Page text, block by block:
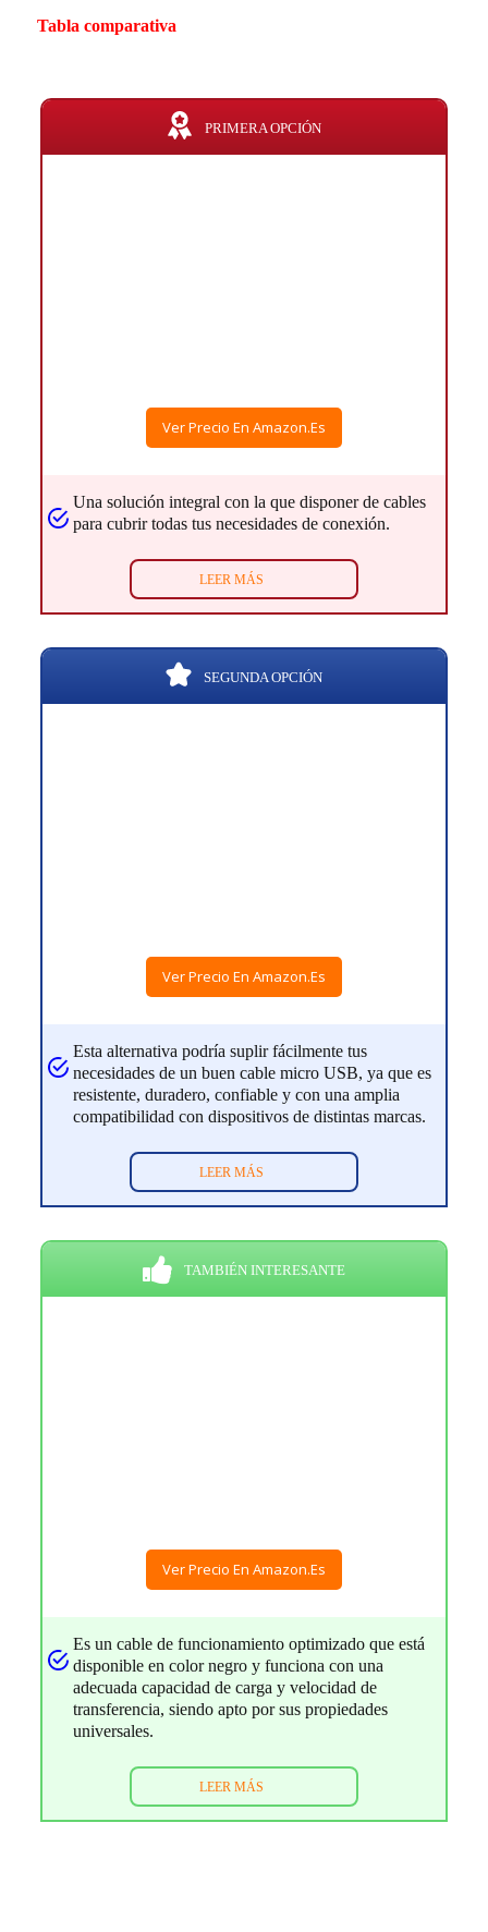
Tabla comparativa
PRIMERA OPCIÓN
Ver Precio En Amazon.es
Una solución integral con la que disponer de cables
para cubrir todas tus necesidades de conexión.
LEER MÁS
SEGUNDA OPCIÓN
Ver Precio En Amazon.es
Esta alternativa podría suplir fácilmente tus
necesidades de un buen cable micro USB, ya que es
resistente, duradero, confiable y con una amplia
compatibilidad con dispositivos de distintas marcas.
LEER MÁS
TAMBIÉN INTERESANTE
Ver Precio En Amazon.es
Es un cable de funcionamiento optimizado que está
disponible en color negro y funciona con una
adecuada capacidad de carga y velocidad de
transferencia, siendo apto por sus propiedades
universales.
LEER MÁS